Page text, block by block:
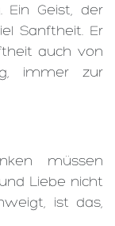
Ein Geist, der
Sanftheit. Er
auch von
immer zur
müssen
Liebe nicht
ist das,